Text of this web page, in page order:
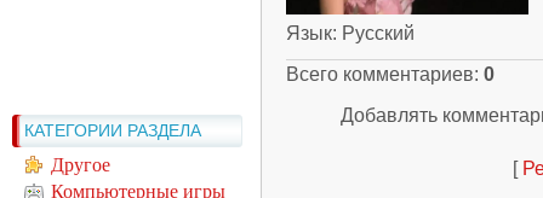
КАТЕГОРИИ РАЗДЕЛА
Другое
Компьютерные игры
Язык: Русский
Всего комментариев: 0
Добавлять
[